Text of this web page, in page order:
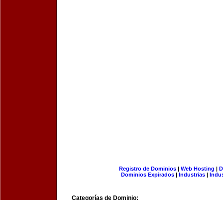
Registro de Dominios| Web Hosting |
Dominios Expirados | Industrias |
Categorías de Dominio: